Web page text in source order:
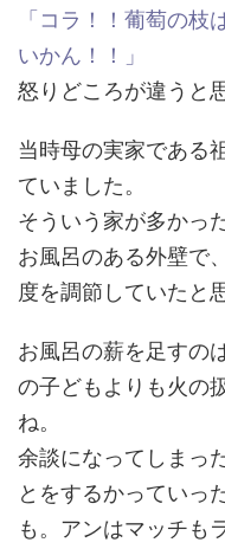
「コラ！！葡萄の枝
いかん！！」
怒りどころが違うと
当時母の実家である
ていました。
そういう家が多かっ
お風呂のある外壁で
度を調節していたと
お風呂の薪を足すの
の子どもよりも火の
ね。
余談になってしまっ
とをするかっていっ
も。アンはマッチも